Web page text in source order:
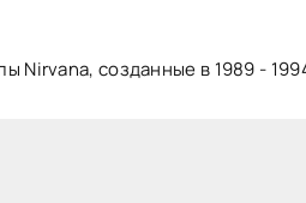
Nirvana, созданные в 1989 -